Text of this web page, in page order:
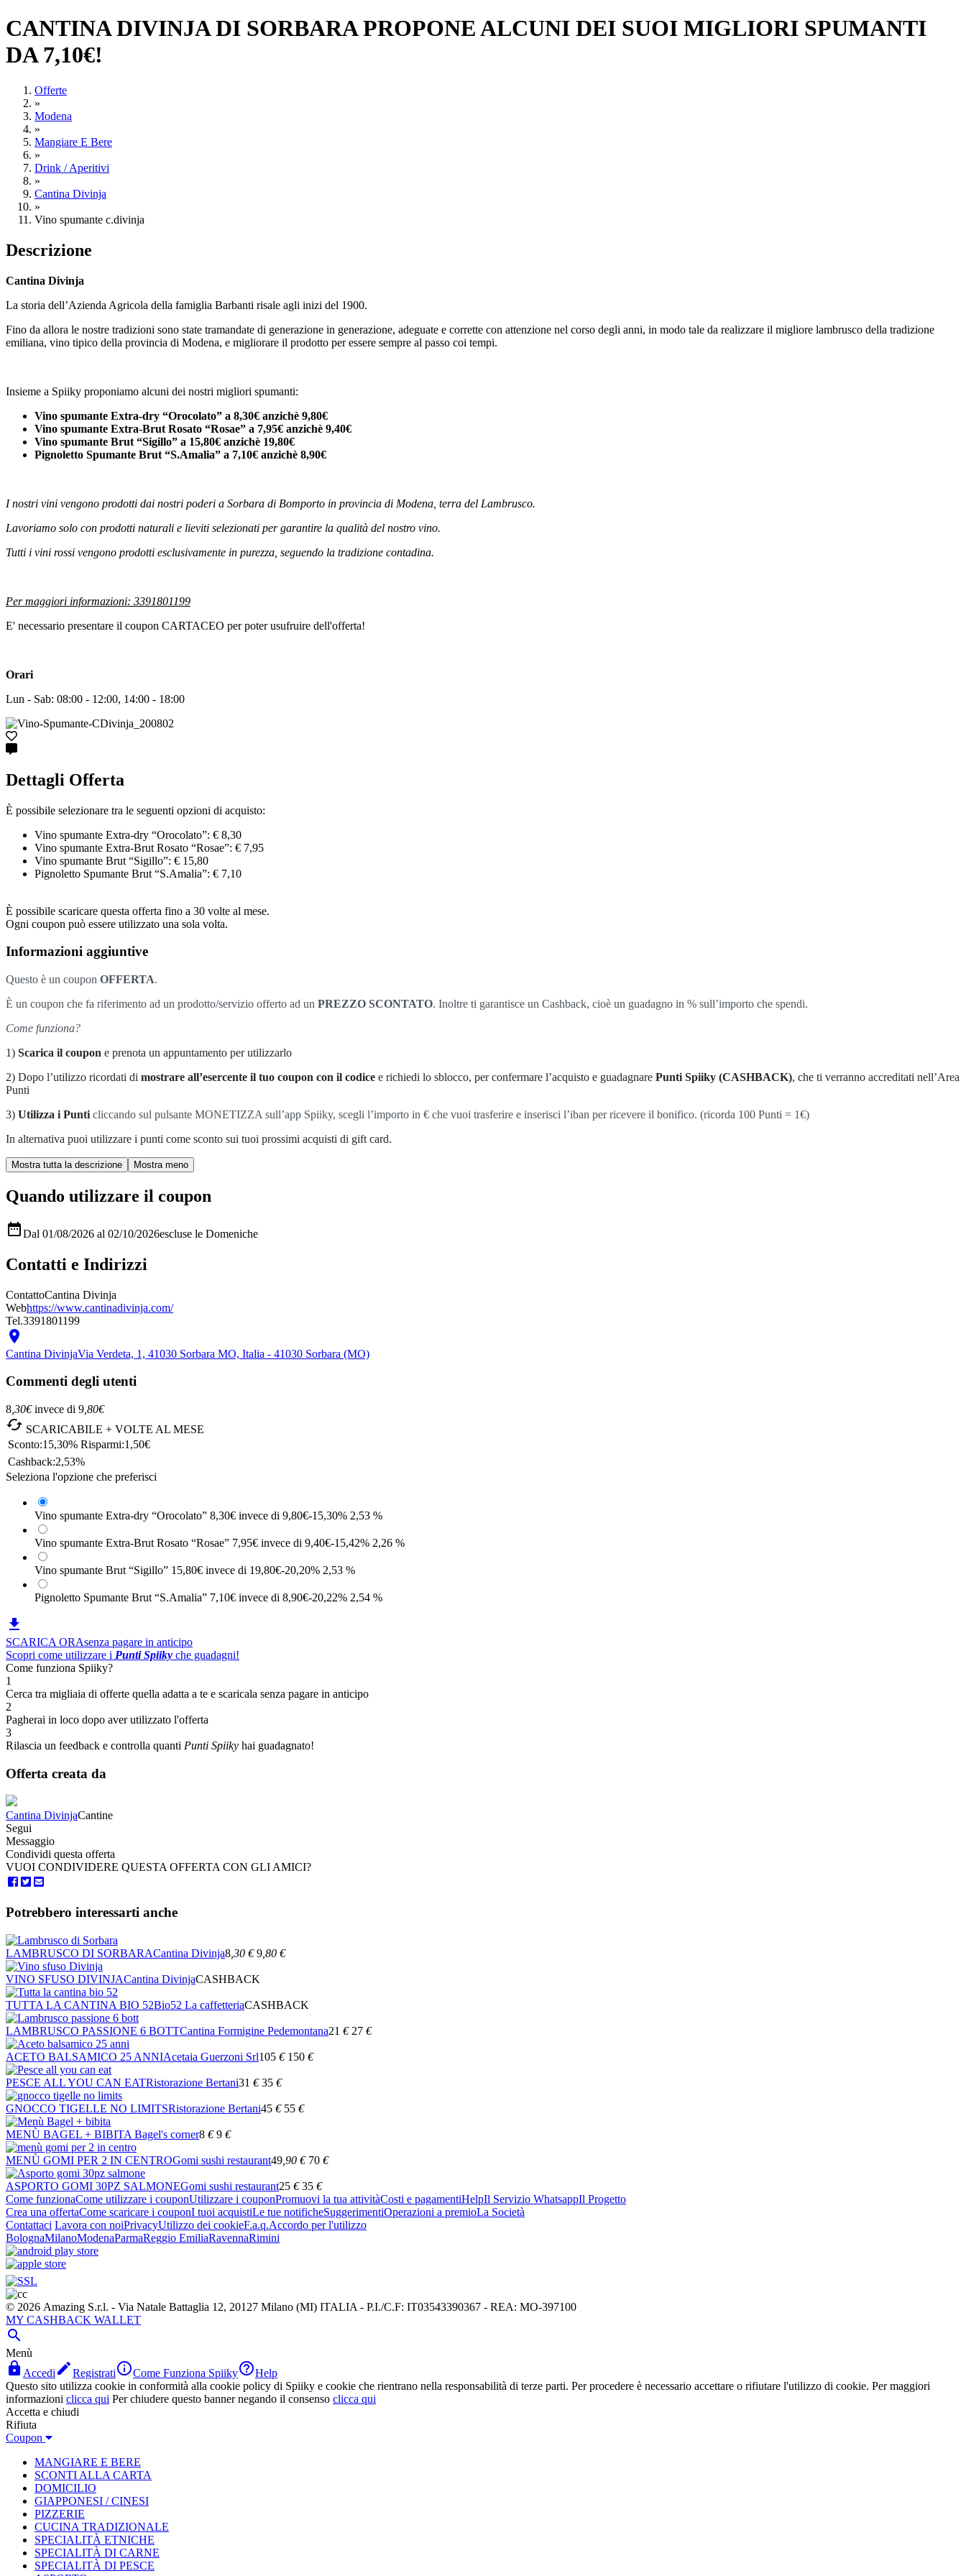
CANTINA DIVINJA DI SORBARA PROPONE ALCUNI DEI SUOI MIGLIORI SPUMANTI
DA 7,10€!
Offerte
»
Modena
»
Mangiare E Bere
»
Drink / Aperitivi
»
Cantina Divinja
»
Vino spumante c.divinja
Descrizione
Cantina Divinja
La storia dell’Azienda Agricola della famiglia Barbanti risale agli inizi del 1900.
Fino da allora le nostre tradizioni sono state tramandate di generazione in generazione, adeguate e corrette con attenzione nel corso degli anni, in modo tale da realizzare il migliore lambrusco della tradizione
emiliana, vino tipico della provincia di Modena, e migliorare il prodotto per essere sempre al passo coi tempi.
Insieme a Spiiky proponiamo alcuni dei nostri migliori spumanti:
Vino spumante Extra-dry “Orocolato” a 8,30€ anzichè 9,80€
Vino spumante Extra-Brut Rosato “Rosae” a 7,95€ anzichè 9,40€
Vino spumante Brut “Sigillo” a 15,80€ anzichè 19,80€
Pignoletto Spumante Brut “S.Amalia” a 7,10€ anzichè 8,90€
I nostri vini vengono prodotti dai nostri poderi a Sorbara di Bomporto in provincia di Modena, terra del Lambrusco.
Lavoriamo solo con prodotti naturali e lieviti selezionati per garantire la qualità del nostro vino.
Tutti i vini rossi vengono prodotti esclusivamente in purezza, seguendo la tradizione contadina.
Per maggiori informazioni: 3391801199
E' necessario presentare il coupon CARTACEO per poter usufruire dell'offerta!
Orari
Lun - Sab: 08:00 - 12:00, 14:00 - 18:00
Dettagli Offerta
È possibile selezionare tra le seguenti opzioni di acquisto:
Vino spumante Extra-dry “Orocolato”: € 8,30
Vino spumante Extra-Brut Rosato “Rosae”: € 7,95
Vino spumante Brut “Sigillo”: € 15,80
Pignoletto Spumante Brut “S.Amalia”: € 7,10
È possibile scaricare questa offerta fino a 30 volte al mese.
Ogni coupon può essere utilizzato una sola volta.
Informazioni aggiuntive
Questo è un coupon OFFERTA.
È un coupon che fa riferimento ad un prodotto/servizio offerto ad un PREZZO SCONTATO. Inoltre ti garantisce un Cashback, cioè un guadagno in % sull’importo che spendi.
Come funziona?
1) Scarica il coupon e prenota un appuntamento per utilizzarlo
2) Dopo l’utilizzo ricordati di mostrare all’esercente il tuo coupon con il codice e richiedi lo sblocco, per confermare l’acquisto e guadagnare Punti Spiiky (CASHBACK), che ti verranno accreditati nell’Area
Punti
3) Utilizza i Punti cliccando sul pulsante MONETIZZA sull’app Spiiky, scegli l’importo in € che vuoi trasferire e inserisci l’iban per ricevere il bonifico. (ricorda 100 Punti = 1€)
In alternativa puoi utilizzare i punti come sconto sui tuoi prossimi acquisti di gift card.
Quando utilizzare il coupon
Dal 01/08/2026 al 02/10/2026escluse le Domeniche
Contatti e Indirizzi
ContattoCantina Divinja
Webhttps://www.cantinadivinja.com/
Tel.3391801199

Cantina DivinjaVia Verdeta, 1, 41030 Sorbara MO, Italia - 41030 Sorbara (MO)
Commenti degli utenti
8 ,30€ invece di 9 ,80€
 SCARICABILE + VOLTE AL MESE
Sconto:15,30% Risparmi:1,50€
Cashback:2,53%
Seleziona l'opzione che preferisci
Vino spumante Extra-dry “Orocolato” 8,30€ invece di 9,80€-15,30% 2,53 %
Vino spumante Extra-Brut Rosato “Rosae” 7,95€ invece di 9,40€-15,42% 2,26 %
Vino spumante Brut “Sigillo” 15,80€ invece di 19,80€-20,20% 2,53 %
Pignoletto Spumante Brut “S.Amalia” 7,10€ invece di 8,90€-20,22% 2,54 %

SCARICA ORAsenza pagare in anticipo
Scopri come utilizzare i Punti Spiiky che guadagni!
Come funziona Spiiky?
1
Cerca tra migliaia di offerte quella adatta a te e scaricala senza pagare in anticipo
2
Pagherai in loco dopo aver utilizzato l'offerta
3
Rilascia un feedback e controlla quanti Punti Spiiky hai guadagnato!
Offerta creata da
Cantina DivinjaCantine
Segui
Messaggio
Condividi questa offerta
VUOI CONDIVIDERE QUESTA OFFERTA CON GLI AMICI?
Potrebbero interessarti anche
LAMBRUSCO DI SORBARACantina Divinja8 ,30 € 9 ,80 €
VINO SFUSO DIVINJACantina DivinjaCASHBACK
TUTTA LA CANTINA BIO 52Bio52 La caffetteriaCASHBACK
LAMBRUSCO PASSIONE 6 BOTTCantina Formigine Pedemontana21 € 27 €
ACETO BALSAMICO 25 ANNIAcetaia Guerzoni Srl105 € 150 €
PESCE ALL YOU CAN EATRistorazione Bertani31 € 35 €
GNOCCO TIGELLE NO LIMITSRistorazione Bertani45 € 55 €
MENÙ BAGEL + BIBITA Bagel's corner8 € 9 €
MENÙ GOMI PER 2 IN CENTROGomi sushi restaurant49 ,90 € 70 €
ASPORTO GOMI 30PZ SALMONEGomi sushi restaurant25 € 35 €
Come funzionaCome utilizzare i couponUtilizzare i couponPromuovi la tua attivitàCosti e pagamentiHelpIl Servizio WhatsappIl Progetto
Crea una offertaCome scaricare i couponI tuoi acquistiLe tue notificheSuggerimentiOperazioni a premioLa Società
Contattaci Lavora con noiPrivacyUtilizzo dei cookieF.a.q.Accordo per l'utilizzo
BolognaMilanoModenaParmaReggio EmiliaRavennaRimini
© 2026 Amazing S.r.l. - Via Natale Battaglia 12, 20127 Milano (MI) ITALIA - P.I./C.F: IT03543390367 - REA: MO-397100
MY CASHBACK WALLET

Menù
 Accedi RegistratiCome Funziona SpiikyHelp
Questo sito utilizza cookie in conformità alla cookie policy di Spiiky e cookie che rientrano nella responsabilità di terze parti. Per procedere è necessario accettare o rifiutare l'utilizzo di cookie. Per maggiori
informazioni clicca qui Per chiudere questo banner negando il consenso clicca qui
Accetta e chiudi
Rifiuta
Coupon
MANGIARE E BERE
SCONTI ALLA CARTA
DOMICILIO
GIAPPONESI / CINESI
PIZZERIE
CUCINA TRADIZIONALE
SPECIALITÀ ETNICHE
SPECIALITÀ DI CARNE
SPECIALITÀ DI PESCE